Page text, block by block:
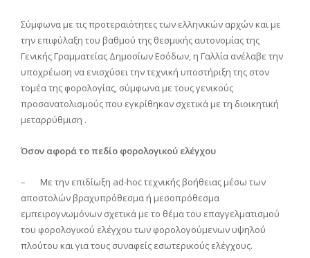
Σύμφωνα με τις προτεραιότητες των ελληνικών αρχών και με
την επιφύλαξη του βαθμού της θεσμικής αυτονομίας της
Γενικής Γραμματείας Δημοσίων Εσόδων, η Γαλλία ανέλαβε την
υποχρέωση να ενισχύσει την τεχνική υποστήριξη της στον
τομέα της φορολογίας, σύμφωνα με τους γενικούς
προσανατολισμούς που εγκρίθηκαν σχετικά με τη διοικητική
μεταρρύθμιση .
Όσον αφορά το πεδίο φορολογικού ελέγχου
– Με την επιδίωξη ad-hoc τεχνικής βοήθειας μέσω των
αποστολών βραχυπρόθεσμα ή μεσοπρόθεσμα
εμπειρογνωμόνων σχετικά με το θέμα του επαγγελματισμού
του φορολογικού ελέγχου των φορολογούμενων υψηλού
πλούτου και για τους συναφείς εσωτερικούς ελέγχους.